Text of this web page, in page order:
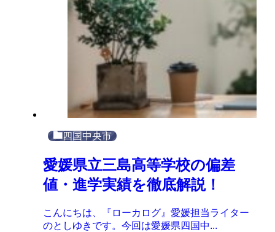
四国中央市
愛媛県立三島高等学校の偏差
値・進学実績を徹底解説！
こんにちは、『ローカログ』愛媛担当ライター
のとしゆきです。今回は愛媛県四国中...